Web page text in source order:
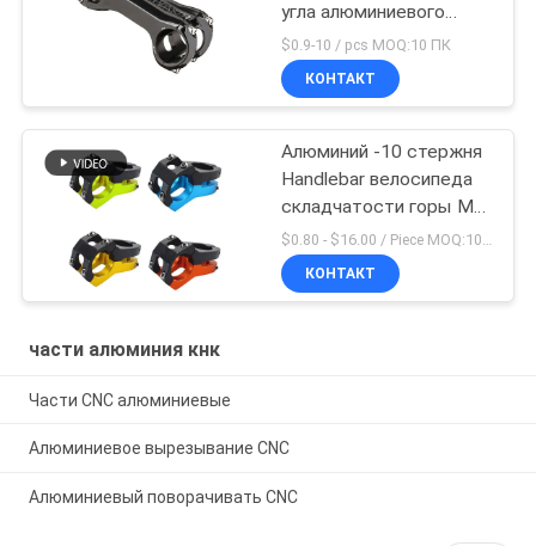
угла алюминиевого
сплава части
регулируемого
задействуя
$0.9-10 / pcs MOQ:10 ПК
КОНТАКТ
Алюминий -10 стержня
Handlebar велосипеда
складчатости горы Mtb
дороги Aliminum
КОНТАКТ
части алюминия кнк
Части CNC алюминиевые
Алюминиевое вырезывание CNC
Алюминиевый поворачивать CNC